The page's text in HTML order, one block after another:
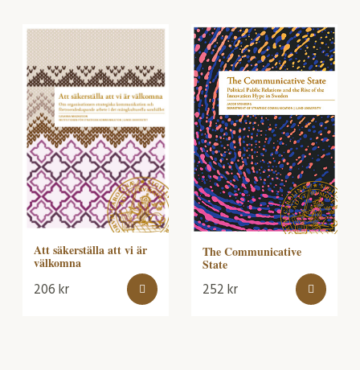
Att säkerställa att vi är
välkomna
206kr
The Communicative
State
252kr